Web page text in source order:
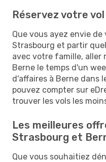
Réservez votre
Que vous ayez envie de
Strasbourg et partir
avec votre famille, aller
Berne le temps d'un
d'affaires à Berne dans
pouvez compter sur
trouver les vols les
Les meilleures
Strasbourg et
Que vous souhaitiez